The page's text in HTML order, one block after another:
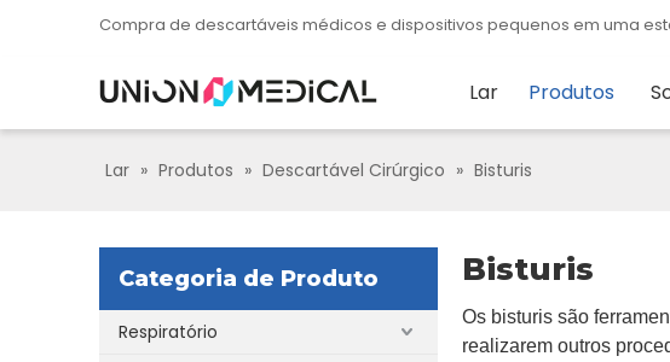
Compra de descartáveis ​​​​médicos e dispositivos pequenos em uma
Lar Produtos
Lar » Produtos » Descartável Cirúrgico » Bisturis
Categoria de Produto
Respiratório
Bisturis
Os bisturis são
realizarem outros